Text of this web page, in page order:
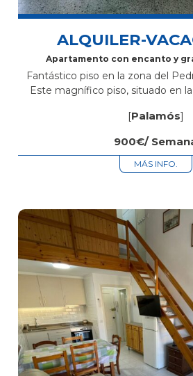
ALQUILER-
Apartamento con encanto y
Fantástico piso en la zona del
Este magnífico piso, situado en
[Palamós]
900€/
MÁS INFO.